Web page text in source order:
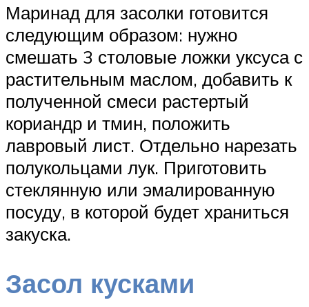
Маринад для засолки готовится
следующим образом: нужно
смешать 3 столовые ложки уксуса с
растительным маслом, добавить к
полученной смеси растертый
кориандр и тмин, положить
лавровый лист. Отдельно нарезать
полукольцами лук. Приготовить
стеклянную или эмалированную
посуду, в которой будет храниться
закуска.
Засол кусками